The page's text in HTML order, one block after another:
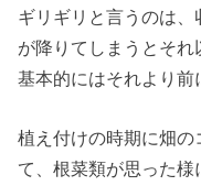
ギリギリと言うのは
が降りてしまうとそれ
基本的にはそれより前
植え付けの時期に畑の
て、根菜類が思った